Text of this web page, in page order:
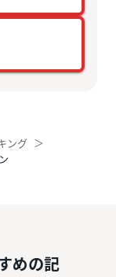
ング
めの記